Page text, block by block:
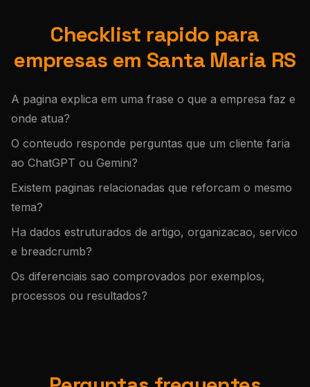
Checklist rapido para
empresas em Santa Maria RS
A pagina explica em uma frase o que a empresa faz e
onde atua?
O conteudo responde perguntas que um cliente faria
ao ChatGPT ou Gemini?
Existem paginas relacionadas que reforcam o mesmo
tema?
Ha dados estruturados de artigo, organizacao, servico
e breadcrumb?
Os diferenciais sao comprovados por exemplos,
processos ou resultados?